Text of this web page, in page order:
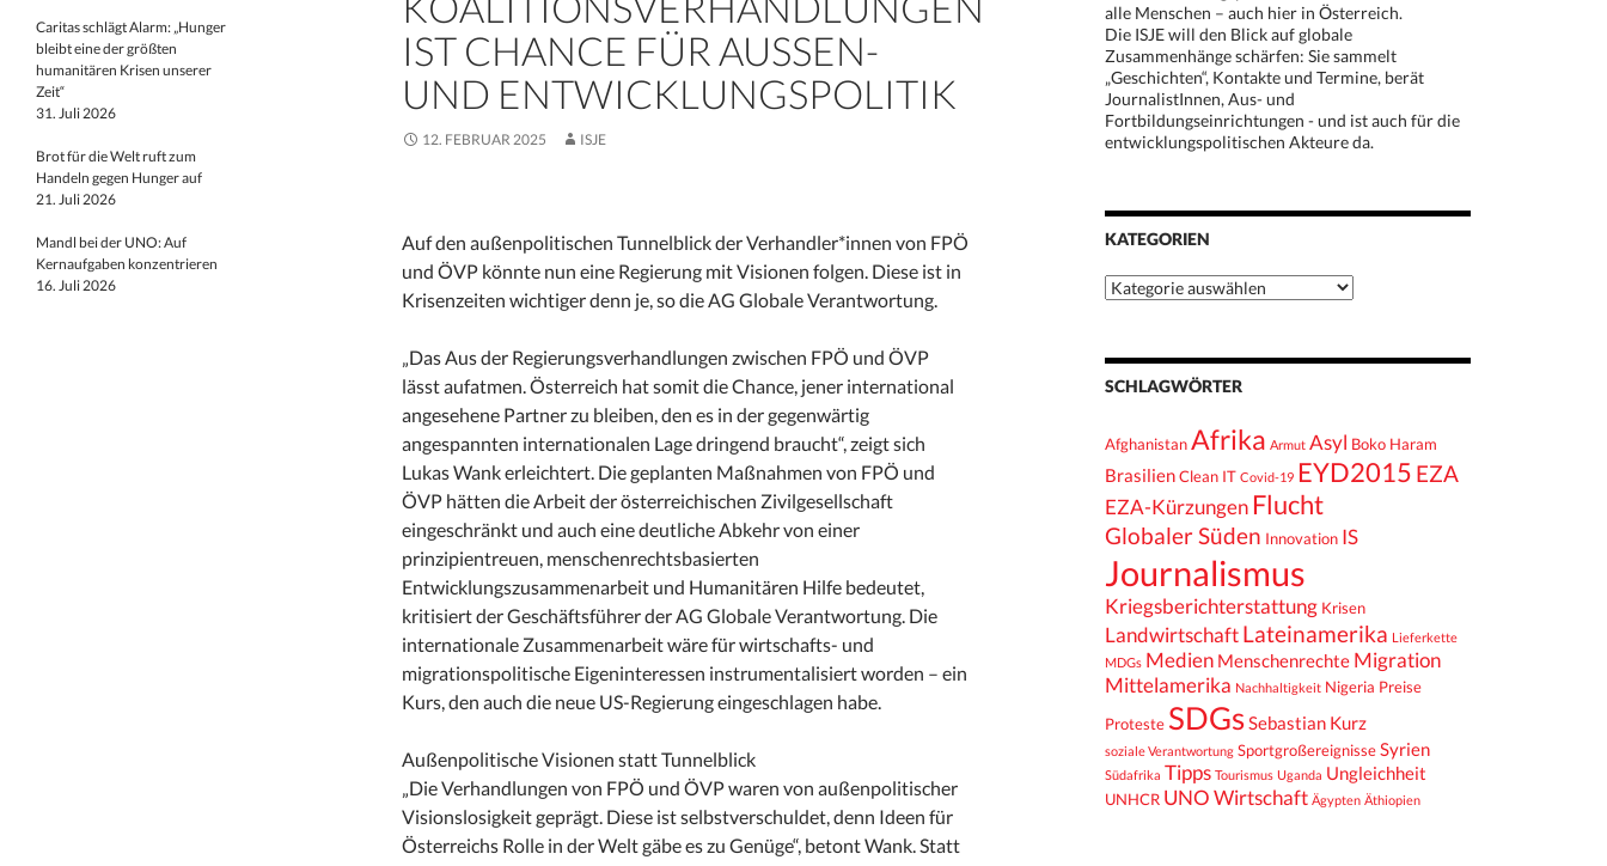
IST CHANCE FÜR AUSSEN- U
ND ENTWICKLUNGSPOLITIK
12. FEBRUAR 2025 ISJE
Auf den außenpolitischen Tunnelblick der Verhandler*innen von FPÖ
und ÖVP könnte nun eine Regierung mit Visionen folgen. Diese ist in
Krisenzeiten wichtiger denn je, so die AG Globale Verantwortung.
„Das Aus der Regierungsverhandlungen zwischen FPÖ und ÖVP
lässt aufatmen. Österreich hat somit die Chance, jener international
angesehene Partner zu bleiben, den es in der gegenwärtig
angespannten internationalen Lage dringend braucht“, zeigt sich
Lukas Wank erleichtert. Die geplanten Maßnahmen von FPÖ und
ÖVP hätten die Arbeit der österreichischen Zivilgesellschaft
eingeschränkt und auch eine deutliche Abkehr von einer
prinzipientreuen, menschenrechtsbasierten
Entwicklungszusammenarbeit und Humanitären Hilfe bedeutet,
kritisiert der Geschäftsführer der AG Globale Verantwortung. Die
internationale Zusammenarbeit wäre für wirtschafts- und
migrationspolitische Eigeninteressen instrumentalisiert worden – ein
Kurs, den auch die neue US-Regierung eingeschlagen habe.
Außenpolitische Visionen statt Tunnelblick
„Die Verhandlungen von FPÖ und ÖVP waren von außenpolitischer
Visionslosigkeit geprägt. Diese ist selbstverschuldet, denn Ideen für
Österreichs Rolle in der Welt gäbe es zu Genüge“, betont Wank. Statt
alle Menschen – auch hier in Österreich.
Die ISJE will den Blick auf globale
Zusammenhänge schärfen: Sie sammelt
„Geschichten“, Kontakte und Termine, berät
JournalistInnen, Aus- und
Fortbildungseinrichtungen - und ist auch für die
entwicklungspolitischen Akteure da.
KATEGORIEN
Kategorien
SCHLAGWÖRTER
AfghanistanAfrika Armut Asyl Boko Haram
BrasilienClean IT Covid-19 EYD2015 EZA
EZA-Kürzungen Flucht
Globaler Süden Innovation IS
Journalismus
Kriegsberichterstattung Krisen
Landwirtschaft Lateinamerika Lieferkette
MDGs Medien Menschenrechte Migration
Mittelamerika Nachhaltigkeit Nigeria Preise
Proteste SDGsSebastian Kurz
soziale Verantwortung SportgroßereignisseSyrien
Südafrika Tipps Tourismus Uganda Ungleichheit
UNHCR UNO Wirtschaft Ägypten Äthiopien
Caritas schlägt Alarm: „Hunger
bleibt eine der größten
humanitären Krisen unserer
Zeit“
31. Juli 2026
Brot für die Welt ruft zum
Handeln gegen Hunger auf
21. Juli 2026
Mandl bei der UNO: Auf
Kernaufgaben konzentrieren
16. Juli 2026